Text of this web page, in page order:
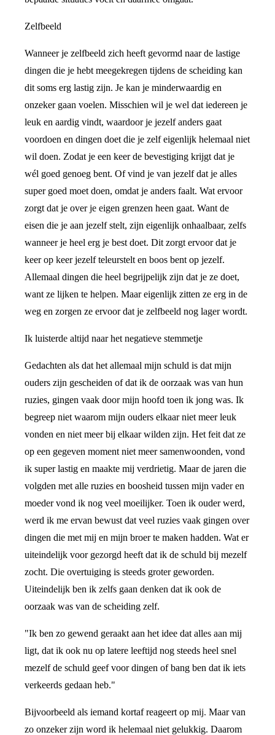
Zelfbeeld
Wanneer je zelfbeeld zich heeft gevormd naar de lastige
dingen die je hebt meegekregen tijdens de scheiding kan
dit soms erg lastig zijn. Je kan je minderwaardig en
onzeker gaan voelen. Misschien wil je wel dat iedereen je
leuk en aardig vindt, waardoor je jezelf anders gaat
voordoen en dingen doet die je zelf eigenlijk helemaal niet
wil doen. Zodat je een keer de bevestiging krijgt dat je
wél goed genoeg bent. Of vind je van jezelf dat je alles
super goed moet doen, omdat je anders faalt. Wat ervoor
zorgt dat je over je eigen grenzen heen gaat. Want de
eisen die je aan jezelf stelt, zijn eigenlijk onhaalbaar, zelfs
wanneer je heel erg je best doet. Dit zorgt ervoor dat je
keer op keer jezelf teleurstelt en boos bent op jezelf.
Allemaal dingen die heel begrijpelijk zijn dat je ze doet,
want ze lijken te helpen. Maar eigenlijk zitten ze erg in de
weg en zorgen ze ervoor dat je zelfbeeld nog lager wordt.
Ik luisterde altijd naar het negatieve stemmetje
Gedachten als dat het allemaal mijn schuld is dat mijn
ouders zijn gescheiden of dat ik de oorzaak was van hun
ruzies, gingen vaak door mijn hoofd toen ik jong was. Ik
begreep niet waarom mijn ouders elkaar niet meer leuk
vonden en niet meer bij elkaar wilden zijn. Het feit dat ze
op een gegeven moment niet meer samenwoonden, vond
ik super lastig en maakte mij verdrietig. Maar de jaren die
volgden met alle ruzies en boosheid tussen mijn vader en
moeder vond ik nog veel moeilijker. Toen ik ouder werd,
werd ik me ervan bewust dat veel ruzies vaak gingen over
dingen die met mij en mijn broer te maken hadden. Wat er
uiteindelijk voor gezorgd heeft dat ik de schuld bij mezelf
zocht. Die overtuiging is steeds groter geworden.
Uiteindelijk ben ik zelfs gaan denken dat ik ook de
oorzaak was van de scheiding zelf.
"Ik ben zo gewend geraakt aan het idee dat alles aan mij
ligt, dat ik ook nu op latere leeftijd nog steeds heel snel
mezelf de schuld geef voor dingen of bang ben dat ik iets
verkeerds gedaan heb."
Bijvoorbeeld als iemand kortaf reageert op mij. Maar van
zo onzeker zijn word ik helemaal niet gelukkig. Daarom